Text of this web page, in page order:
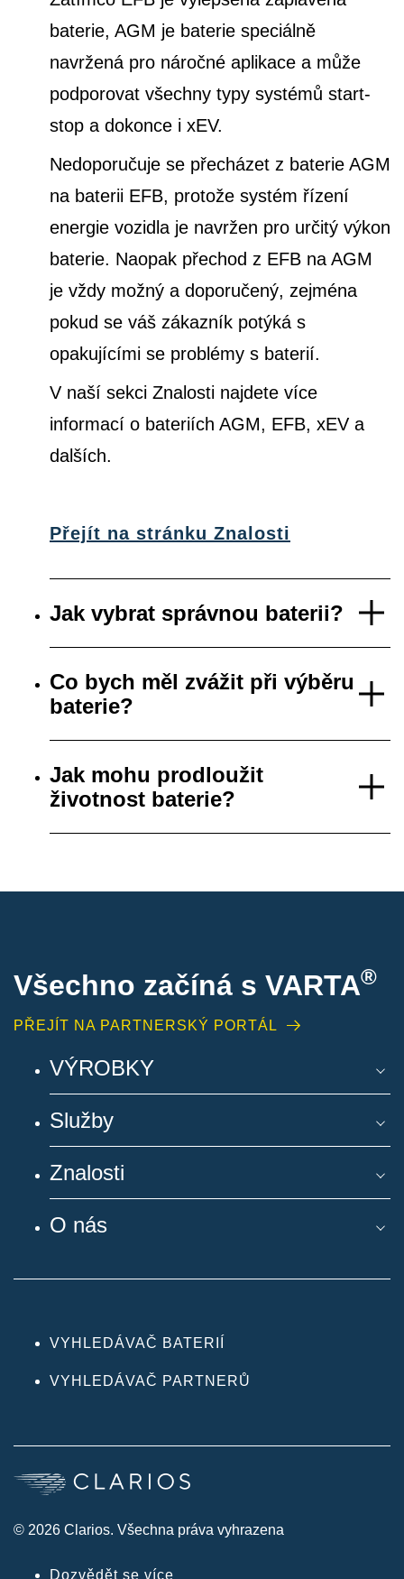
baterie, AGM je baterie speciálně
navržená pro náročné aplikace a může
podporovat všechny typy systémů start-
stop a dokonce i xEV.
Nedoporučuje se přecházet z baterie AGM
na baterii EFB, protože systém řízení
energie vozidla je navržen pro určitý výkon
baterie. Naopak přechod z EFB na AGM
je vždy možný a doporučený, zejména
pokud se váš zákazník potýká s
opakujícími se problémy s baterií.
V naší sekci Znalosti najdete více
informací o bateriích AGM, EFB, xEV a
dalších.
Přejít na stránku Znalosti
Jak vybrat správnou baterii?
Co bych měl zvážit při výběru
baterie?
Jak mohu prodloužit
životnost baterie?
Všechno začíná s VARTA®
PŘEJÍT NA PARTNERSKÝ PORTÁL
VÝROBKY
Služby
Znalosti
O nás
VYHLEDÁVAČ BATERIÍ
VYHLEDÁVAČ PARTNERŮ
© 2026 Clarios. Všechna práva vyhrazena
Dozvědět se více